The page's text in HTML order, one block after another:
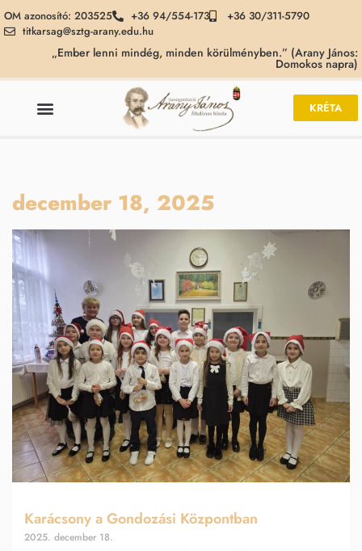
OM azonosító: 203525 +36 94/554-173
+36 30/311-5790
titkarsag@sztg-arany.edu.hu
„Ember lenni mindég, minden körülményben.” (Arany János:
Domokos napra)
KRÉTA
december 18, 2025
Karácsony a Gondozási Központban
2025. december 18.